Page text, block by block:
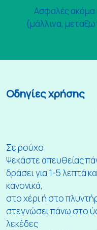
Ασφαλές ακόμα
(μάλλινα,
Οδηγίες χρήσης
Σε ρούχο
Ψεκάστε απευθείας
δράσει για 1-5 λεπτά
κανονικά,
στο χέρι ή στο
στεγνώσει πάνω στο
λεκέδες